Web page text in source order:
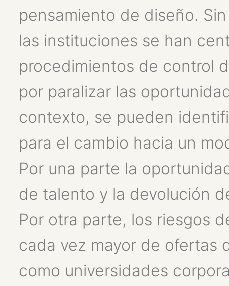
pensamiento de diseño.
las instituciones se han
procedimientos de control
por paralizar las
contexto, se pueden
para el cambio hacia un
Por una parte la
de talento y la devolución
Por otra parte, los riesgos
cada vez mayor de ofertas
como universidades